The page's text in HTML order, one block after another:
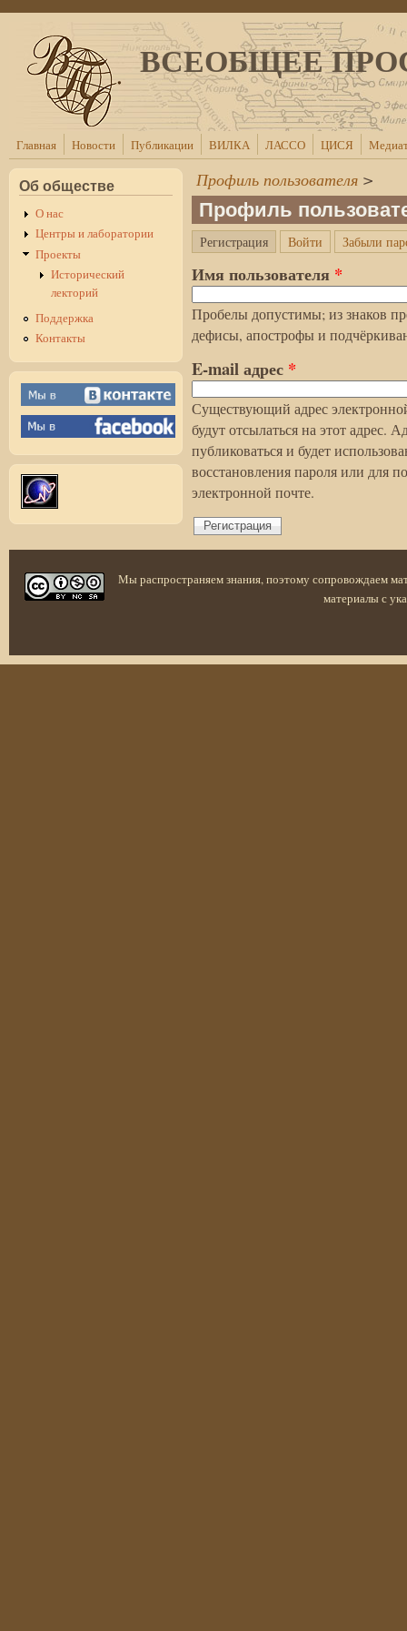
Перейти к основному содержанию
ВСЕОБЩЕЕ
Главная Новости Публикации ВИЛКА ЛАССО ЦИСЯ
Об обществе
О нас
Центры и лаборатории
Проекты
Исторический
лекторий
Поддержка
Контакты
Профиль пользователя >
Профиль
Главные вкладки
Регистрация (активная вкладка)
Войти Забыли
Имя пользователя *
Пробелы допустимы; из знаков
дефисы, апострофы и
E-mail адрес *
Существующий адрес
будут отсылаться на этот адрес.
публиковаться и будет
восстановления пароля или для
электронной почте.
Мы распространяем знания, поэтому сопровождаем
материалы с